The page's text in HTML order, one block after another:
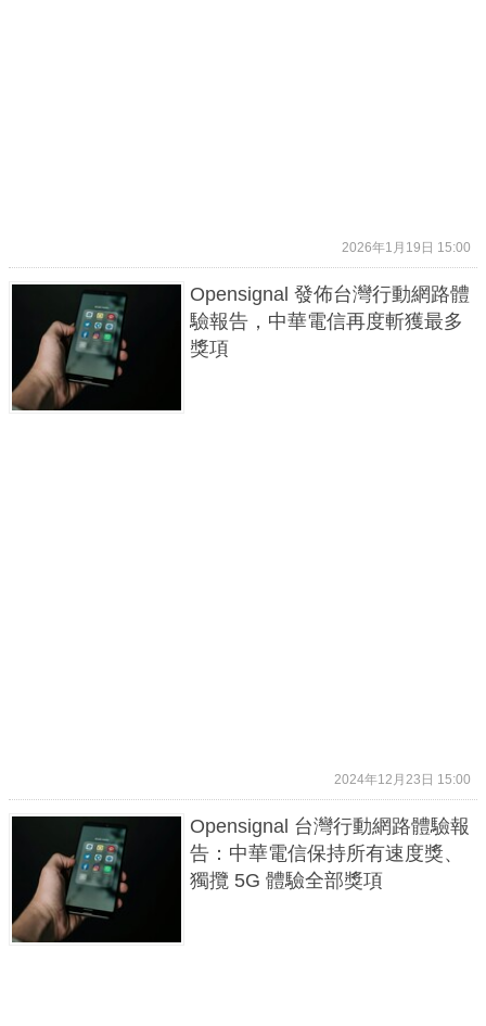
2026年1月19日 15:00
Opensignal 發佈台灣行動網路體
驗報告，中華電信再度斬獲最多
獎項
2024年12月23日 15:00
Opensignal 台灣行動網路體驗報
告：中華電信保持所有速度獎、
獨攬 5G 體驗全部獎項